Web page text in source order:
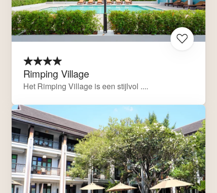
Rimping Village
Het Rimping Village is een stijlvol ....